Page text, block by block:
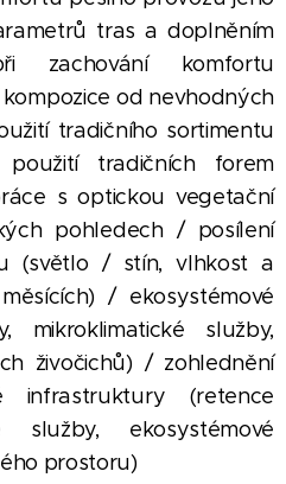
tras a doplněním
zachování komfortu
od nevhodných
tradičního sortimentu
tradičních forem
s optickou vegetační
pohledech / posílení
(světlo / stín, vlhkost a
/ ekosystémové
mikroklimatické služby,
živočichů) / zohlednění
infrastruktury (retence
služby, ekosystémové
prostoru)